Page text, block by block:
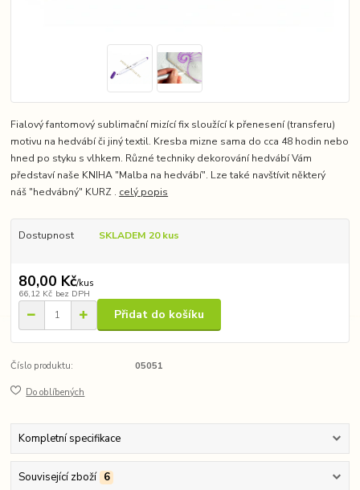
Fialový fantomový sublimační mizící fix sloužící k přenesení (transferu)
motivu na hedvábí či jiný textil. Kresba mizne sama do cca 48 hodin nebo
hned po styku s vlhkem. Různé techniky dekorování hedvábí Vám
představí naše KNIHA "Malba na hedvábí". Lze také navštívit některý
náš "hedvábný" KURZ . celý popis
Dostupnost SKLADEM 20 kus
80,00 Kč/kus
66,12 Kč bez DPH
Přidat do košíku
Číslo produktu: 05051
Do oblíbených
Kompletní specifikace
Související zboží 6